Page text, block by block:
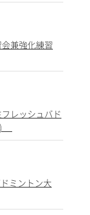
兼強化練習
レッシュバド
ミントン大